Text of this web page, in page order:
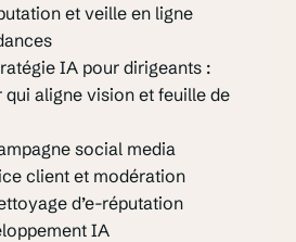
et veille en ligne
IA pour dirigeants :
qui aligne vision et feuille de
social media
client et modération
d’e-réputation
IA